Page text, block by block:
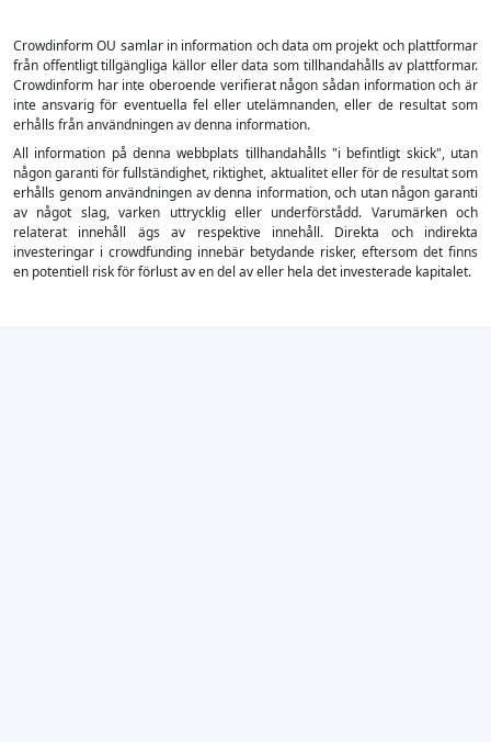
Crowdinform OU samlar in information och data om projekt och plattformar
från offentligt tillgängliga källor eller data som tillhandahålls av plattformar.
Crowdinform har inte oberoende verifierat någon sådan information och är
inte ansvarig för eventuella fel eller utelämnanden, eller de resultat som
erhålls från användningen av denna information.
All information på denna webbplats tillhandahålls "i befintligt skick", utan
någon garanti för fullständighet, riktighet, aktualitet eller för de resultat som
erhålls genom användningen av denna information, och utan någon garanti
av något slag, varken uttrycklig eller underförstådd. Varumärken och
relaterat innehåll ägs av respektive innehåll. Direkta och indirekta
investeringar i crowdfunding innebär betydande risker, eftersom det finns
en potentiell risk för förlust av en del av eller hela det investerade kapitalet.